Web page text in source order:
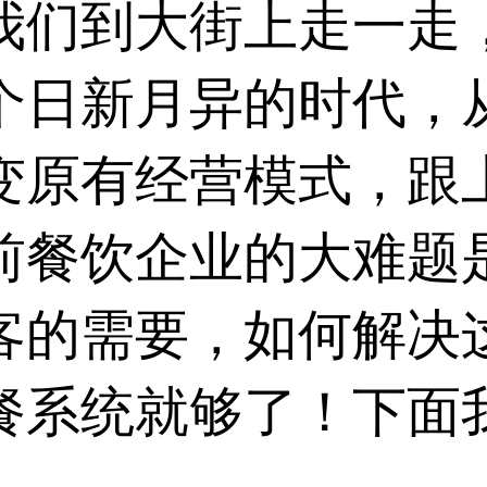
们到大街上走一走
日新月异的时代，
原有经营模式，跟
餐饮企业的大难题
的需要，如何解决
系统就够了！下面